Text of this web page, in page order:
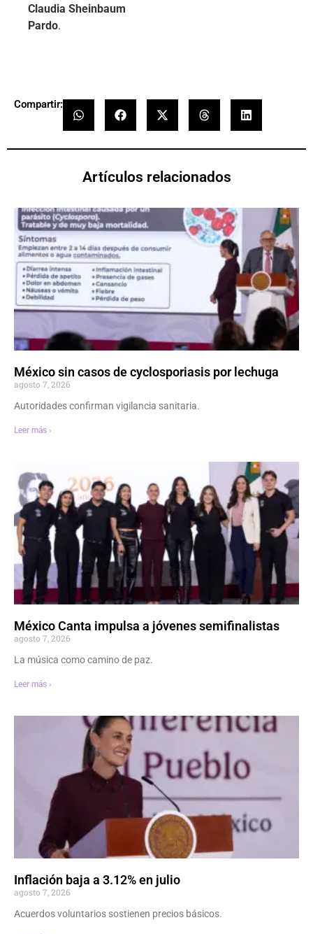
Claudia Sheinbaum
Pardo.
Compartir:
Artículos relacionados
México sin casos de cyclosporiasis por lechuga
agosto 7, 2026
Autoridades confirman vigilancia sanitaria.
Leer más ›
México Canta impulsa a jóvenes semifinalistas
agosto 7, 2026
La música como camino de paz.
Leer más ›
Inflación baja a 3.12% en julio
agosto 7, 2026
Acuerdos voluntarios sostienen precios básicos.